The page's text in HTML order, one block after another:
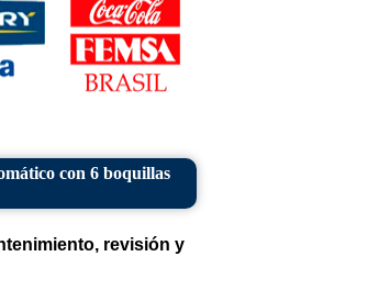
con 6 boquillas
revisión y